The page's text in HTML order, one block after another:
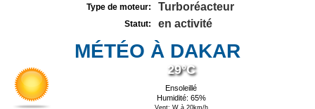
Type de moteur: Turboréacteur
Statut: en activité
MÉTÉO À DAKAR
29°C
Ensoleillé
Humidité: 65%
Vent: W à 20km/h